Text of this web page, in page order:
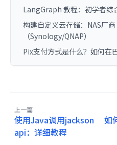
LangGraph 教程：初学者综
构建自定义云存储：NAS厂
（Synology/QNAP）
Pix支付方式是什么？如何在
上一篇
使用Java调用jackson
api：详细教程
如